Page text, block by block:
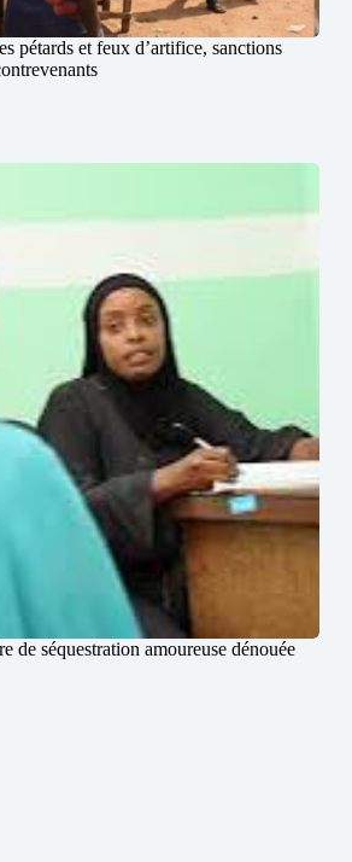
pétards et feux d’artifice, sanctions
de séquestration amoureuse dénouée